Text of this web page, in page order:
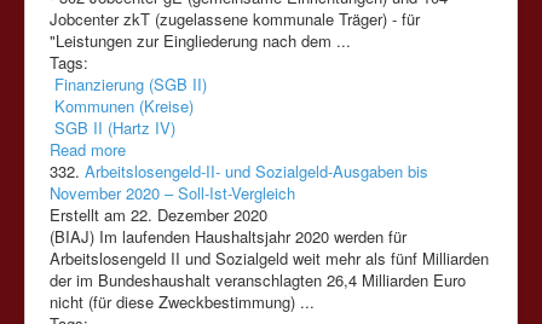
Jobcenter zkT (zugelassene kommunale Träger) - für
"Leistungen zur Eingliederung nach dem ...
Tags:
Finanzierung (SGB II)
Kommunen (Kreise)
SGB II (Hartz IV)
Read more
332. Arbeitslosengeld-II- und Sozialgeld-Ausgaben bis
November 2020 – Soll-Ist-Vergleich
Erstellt am 22. Dezember 2020
(BIAJ) Im laufenden Haushaltsjahr 2020 werden für
Arbeitslosengeld II und Sozialgeld weit mehr als fünf Milliarden
der im Bundeshaushalt veranschlagten 26,4 Milliarden Euro
nicht (für diese Zweckbestimmung) ...